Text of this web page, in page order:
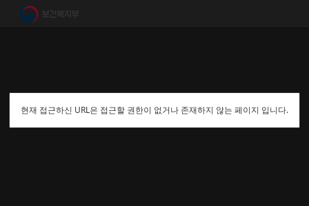
현재 접근하신 URL은 접근할 권한이 없거나 존재하지 않는 페이지 입니다.